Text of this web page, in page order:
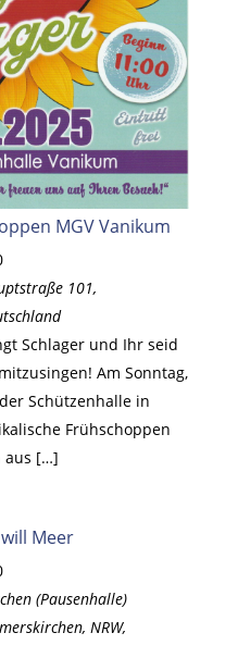
MGV Vanikum
101,
Schlager und Ihr seid
Am Sonntag,
Schützenhalle in
Frühschoppen
aus […]
Meer
(Pausenhalle)
NRW,